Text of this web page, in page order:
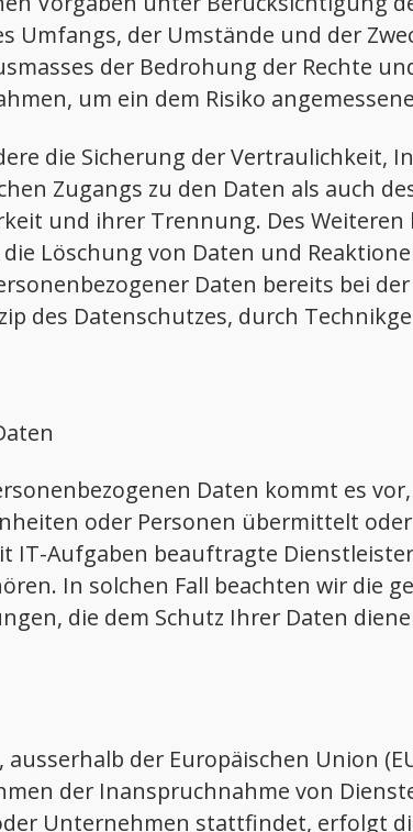
Umfangs, der Umstände und der
der Bedrohung der Rechte
um ein dem Risiko
die Sicherung der Vertraulichkeit,
Zugangs zu den Daten als auch
und ihrer Trennung. Des
Löschung von Daten und
Daten bereits bei
des Datenschutzes, durch
Daten kommt es
oder Personen übermittelt
IT-Aufgaben beauftragte
In solchen Fall beachten wir die
die dem Schutz Ihrer Daten
der Europäischen Union
der Inanspruchnahme von
Unternehmen stattfindet, erfolgt